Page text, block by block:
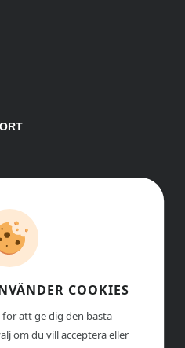
COOKIES
att ge dig den bästa
om du vill acceptera eller